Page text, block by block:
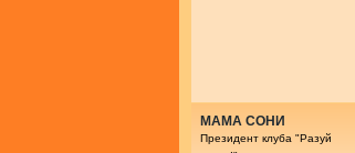
МАМА СОНИ
Президент клуба "Разуй